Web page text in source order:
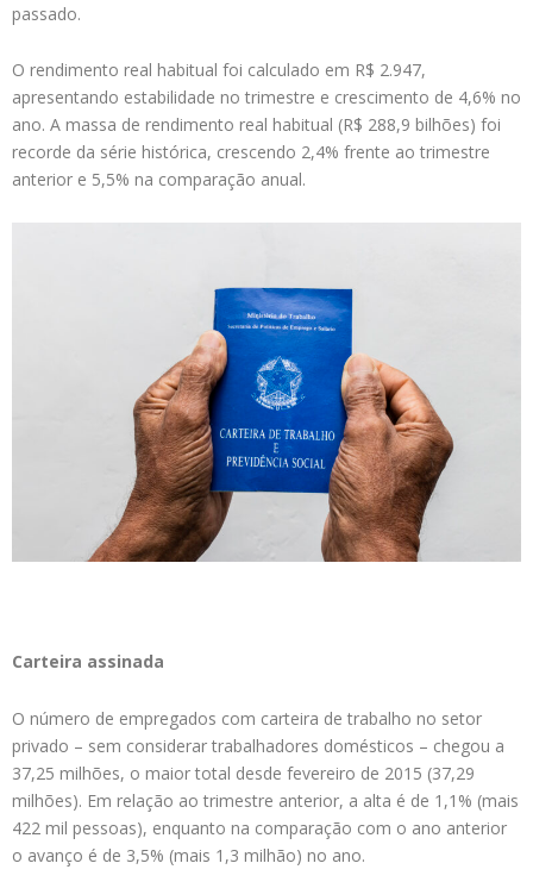
passado.
O rendimento real habitual foi calculado em R$ 2.947,
apresentando estabilidade no trimestre e crescimento de 4,6% no
ano. A massa de rendimento real habitual (R$ 288,9 bilhões) foi
recorde da série histórica, crescendo 2,4% frente ao trimestre
anterior e 5,5% na comparação anual.
Carteira assinada
O número de empregados com carteira de trabalho no setor
privado – sem considerar trabalhadores domésticos – chegou a
37,25 milhões, o maior total desde fevereiro de 2015 (37,29
milhões). Em relação ao trimestre anterior, a alta é de 1,1% (mais
422 mil pessoas), enquanto na comparação com o ano anterior
o avanço é de 3,5% (mais 1,3 milhão) no ano.